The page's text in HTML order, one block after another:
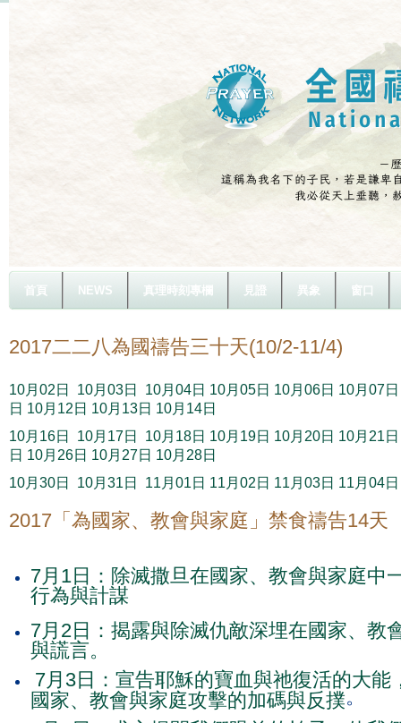
首頁 NEWS 真理時刻專欄 見證 異象 窗口
2017二二八為國禱告三十天(10/2-11/4)
10月02日 10月03日 10月04日 10月05日 10月06日 10月07日
日 10月12日 10月13日 10月14日
10月16日
10月17日 10月18日 10月19日 10月20日 10月21日
日 10月26日 10月27日 10月28日
10月30日
10月31日 11月01日 11月02日 11月03日 11月04日
2017「為國家、教會與家庭」禁食禱告14天
7月1日：除滅撒旦在國家、教會與家庭中
行為與計謀
7月2日：揭露與除滅仇敵深埋在國家、教
與謊言。
7月3日：宣告耶穌的寶血與祂復活的大能
國家、教會與家庭攻擊的加碼與反撲。